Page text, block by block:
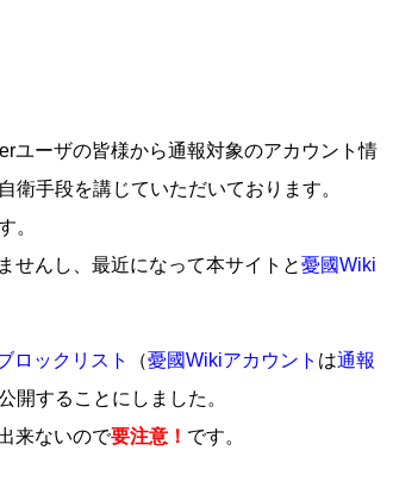
ユーザの皆様から通報対象のアカウント情
手段を講じていただいております。
。
せんし、最近になって本サイトと憂國Wiki
ロックリスト （憂國Wikiアカウント は通報
開することにしました。
来ないので要注意！ です。